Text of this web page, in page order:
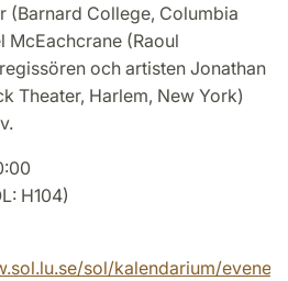
(Barnard College, Columbia
McEachcrane (Raoul
och artisten Jonathan
Theater, Harlem, New York)
H104)
sol/kalendarium/